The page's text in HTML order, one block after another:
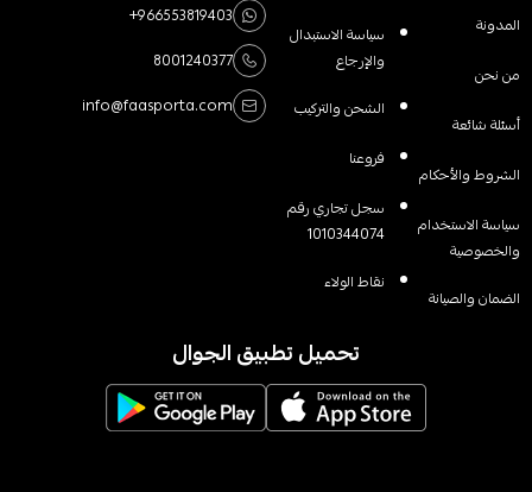
المدونة
من نحن
أسئلة شائعة
الشروط والأحكام
سياسة الاستخدام
والخصوصية
الضمان والصيانة
سياسة الاستبدال
والإرجاع
الشحن والتركيب
فروعنا
سجل تجاري رقم
1010344074
نقاط الولاء
+966553819403
8001240377
info@faasporta.com
تحميل تطبيق الجوال